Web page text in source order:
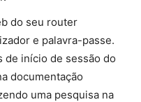
do seu router
e palavra-passe.
de início de sessão do
documentação
uma pesquisa na